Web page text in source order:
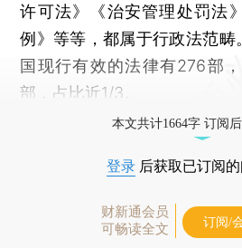
许可法》《治安管理处罚法
例》等等，都属于行政法范畴
国现行有效的法律有276部
部，占比近1/3。
本文共计1664字 订阅
登录 后获取已订阅
财新通会员
可畅读全文
订阅/